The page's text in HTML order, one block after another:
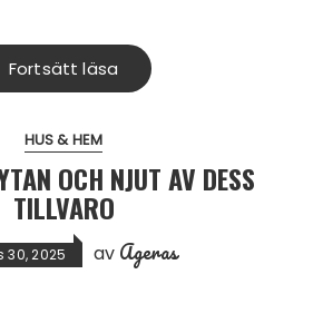
Fortsätt läsa
HUS & HEM
OCH NJUT AV DESS
TILLVARO
30, 2025 av Ageras